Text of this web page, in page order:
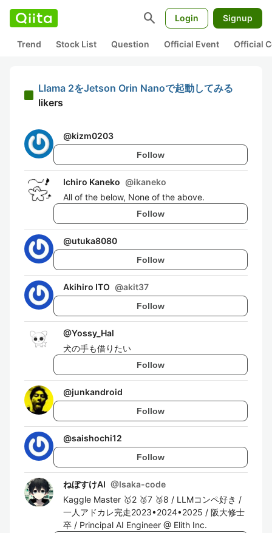
search Login Signup
Trend Stock List Question Official Event Official
Llama 2をJetson Orin Nanoで起動してみる
likers
@kizm0203
Follow
Ichiro Kaneko @ikaneko
All of the below, None of the above.
Follow
@utuka8080
Follow
Akihiro ITO @akit37
Follow
@Yossy_Hal
犬の手も借りたい
Follow
@junkandroid
Follow
@saishochi12
Follow
ねぼすけAI @Isaka-code
Kaggle Master 🥇2 🥈7 🥉8 / LLMコンペ好き /
一人アドカレ完走2023•2024•2025 / 阪大修士
卒 / Principal AI Engineer @ Elith Inc.